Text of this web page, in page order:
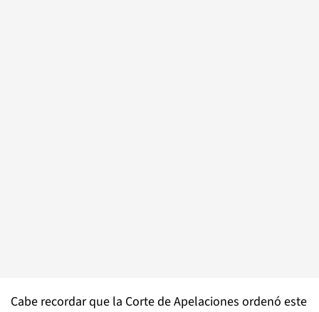
Cabe recordar que la Corte de Apelaciones ordenó este